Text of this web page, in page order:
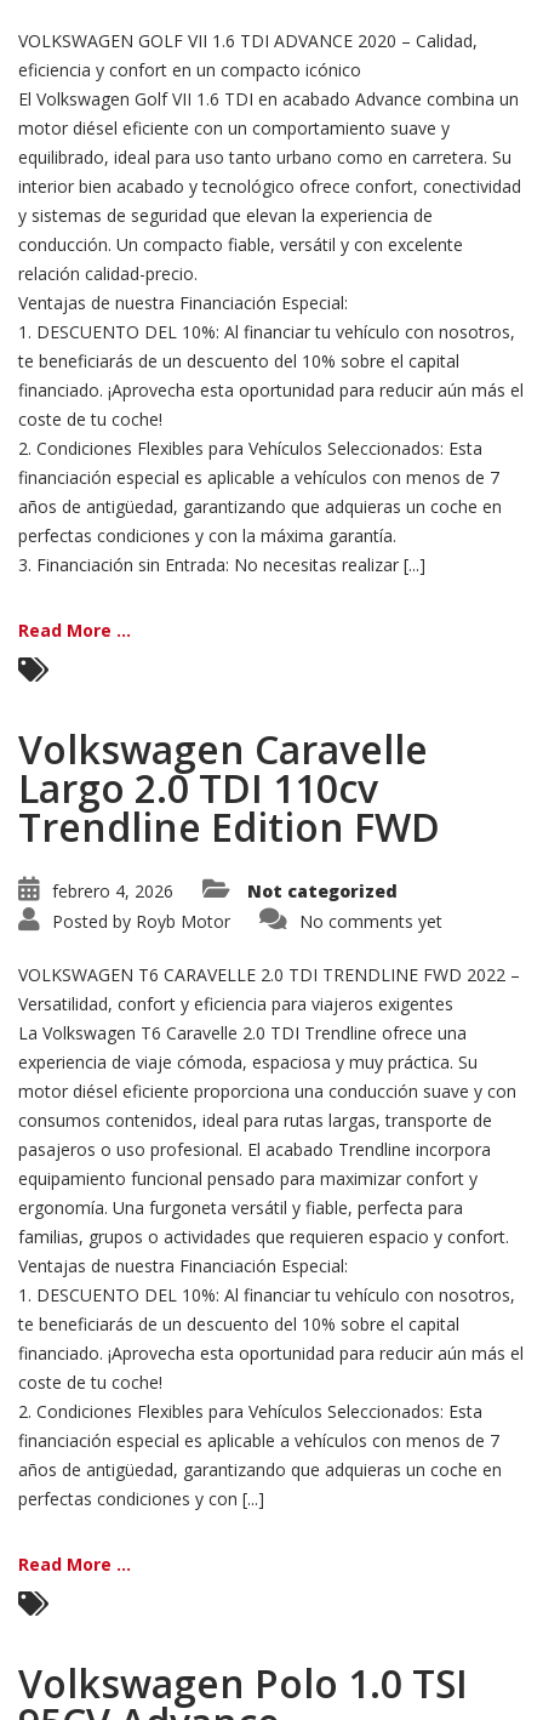
VOLKSWAGEN GOLF VII 1.6 TDI ADVANCE 2020 – Calidad,
eficiencia y confort en un compacto icónico
El Volkswagen Golf VII 1.6 TDI en acabado Advance combina un
motor diésel eficiente con un comportamiento suave y
equilibrado, ideal para uso tanto urbano como en carretera. Su
interior bien acabado y tecnológico ofrece confort, conectividad
y sistemas de seguridad que elevan la experiencia de
conducción. Un compacto fiable, versátil y con excelente
relación calidad-precio.
Ventajas de nuestra Financiación Especial:
1. DESCUENTO DEL 10%: Al financiar tu vehículo con nosotros,
te beneficiarás de un descuento del 10% sobre el capital
financiado. ¡Aprovecha esta oportunidad para reducir aún más el
coste de tu coche!
2. Condiciones Flexibles para Vehículos Seleccionados: Esta
financiación especial es aplicable a vehículos con menos de 7
años de antigüedad, garantizando que adquieras un coche en
perfectas condiciones y con la máxima garantía.
3. Financiación sin Entrada: No necesitas realizar [...]
Read More ...
Volkswagen Caravelle
Largo 2.0 TDI 110cv
Trendline Edition FWD
febrero 4, 2026
Not categorized
Posted by Royb Motor No comments yet
VOLKSWAGEN T6 CARAVELLE 2.0 TDI TRENDLINE FWD 2022 –
Versatilidad, confort y eficiencia para viajeros exigentes
La Volkswagen T6 Caravelle 2.0 TDI Trendline ofrece una
experiencia de viaje cómoda, espaciosa y muy práctica. Su
motor diésel eficiente proporciona una conducción suave y con
consumos contenidos, ideal para rutas largas, transporte de
pasajeros o uso profesional. El acabado Trendline incorpora
equipamiento funcional pensado para maximizar confort y
ergonomía. Una furgoneta versátil y fiable, perfecta para
familias, grupos o actividades que requieren espacio y confort.
Ventajas de nuestra Financiación Especial:
1. DESCUENTO DEL 10%: Al financiar tu vehículo con nosotros,
te beneficiarás de un descuento del 10% sobre el capital
financiado. ¡Aprovecha esta oportunidad para reducir aún más el
coste de tu coche!
2. Condiciones Flexibles para Vehículos Seleccionados: Esta
financiación especial es aplicable a vehículos con menos de 7
años de antigüedad, garantizando que adquieras un coche en
perfectas condiciones y con [...]
Read More ...
Volkswagen Polo 1.0 TSI